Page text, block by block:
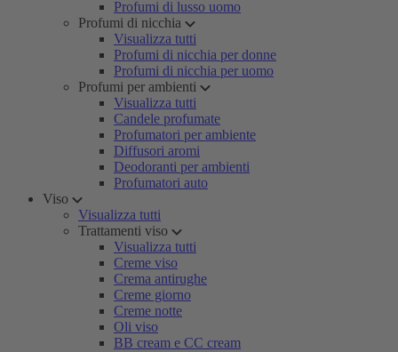
Profumi di lusso uomo
Profumi di nicchia
Visualizza tutti
Profumi di nicchia per donne
Profumi di nicchia per uomo
Profumi per ambienti
Visualizza tutti
Candele profumate
Profumatori per ambiente
Diffusori aromi
Deodoranti per ambienti
Profumatori auto
Viso
Visualizza tutti
Trattamenti viso
Visualizza tutti
Creme viso
Crema antirughe
Creme giorno
Creme notte
Oli viso
BB cream e CC cream